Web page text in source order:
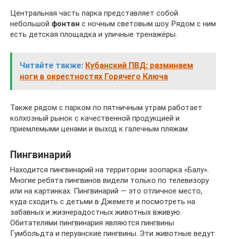
Центральная часть парка представляет собой
небольшой фонтан с ночным световым шоу. Рядом с ним
есть детская площадка и уличные тренажёры.
Читайте также: Кубанский ПВД: разминаем
ноги в окрестностях Горячего Ключа
Также рядом с парком по пятничным утрам работает
колхозный рынок с качественной продукцией и
приемлемыми ценами и выход к галечным пляжам.
Пингвинарий
Находится пингвинарий на территории зоопарка «Балу».
Многие ребята пингвинов видели только по телевизору
или на картинках. Пингвинарий — это отличное место,
куда сходить с детьми в Джемете и посмотреть на
забавных и жизнерадостных животных вживую.
Обитателями пингвинария являются пингвины
Гумбольдта и перуанские пингвины. Эти животные ведут